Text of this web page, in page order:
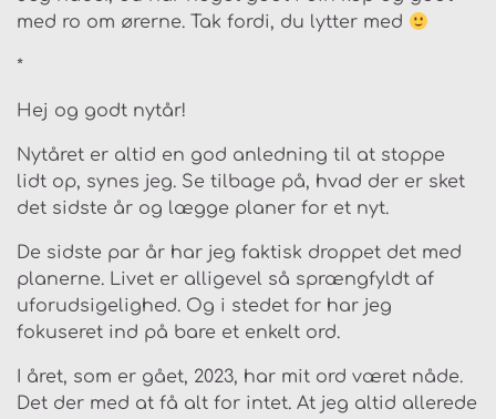
med ro om ørerne. Tak fordi, du lytter med
*
Hej og godt nytår!
Nytåret er altid en god anledning til at stoppe
lidt op, synes jeg. Se tilbage på, hvad der er sket
det sidste år og lægge planer for et nyt.
De sidste par år har jeg faktisk droppet det med
planerne. Livet er alligevel så sprængfyldt af
uforudsigelighed. Og i stedet for har jeg
fokuseret ind på bare et enkelt ord.
I året, som er gået, 2023, har mit ord været nåde.
Det der med at få alt for intet. At jeg altid allerede